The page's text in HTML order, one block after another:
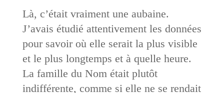
Là, c’était vraiment une aubaine.
J’avais étudié attentivement les données
pour savoir où elle serait la plus visible
et le plus longtemps et à quelle heure.
La famille du Nom était plutôt
indifférente, comme si elle ne se rendait